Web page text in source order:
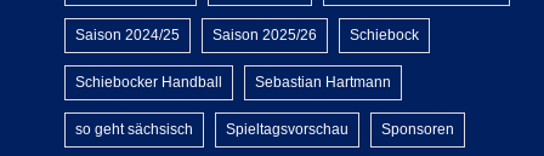
Saison 2024/25 Saison 2025/26 Schiebock
Schiebocker Handball Sebastian Hartmann
so geht sächsisch Spieltagsvorschau Sponsoren